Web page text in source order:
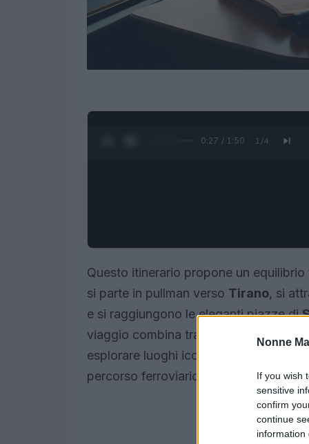
Nonne
If you wish
sensitive
confirm
continue
information
0:28 / 1:50 1 /4
Questo itinerario propone un
si parte in pullman verso Tirano, si
e si raggiungono le eleganti piazze di
viaggio combina trasferimenti
esplorare luoghi iconici delle Alpi. Le
percorso ferroviario che soste adatte